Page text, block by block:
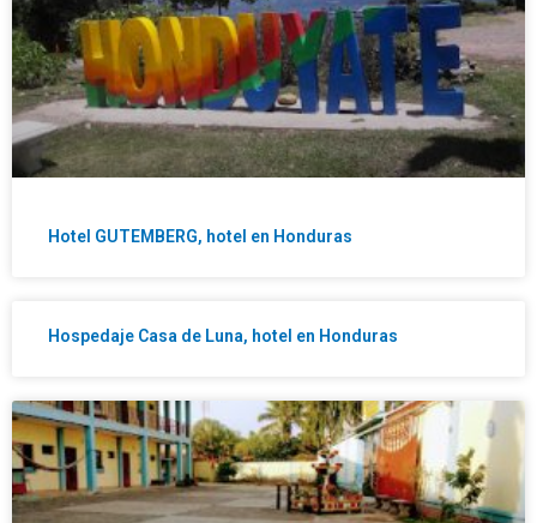
Hotel GUTEMBERG, hotel en Honduras
Hospedaje Casa de Luna, hotel en Honduras